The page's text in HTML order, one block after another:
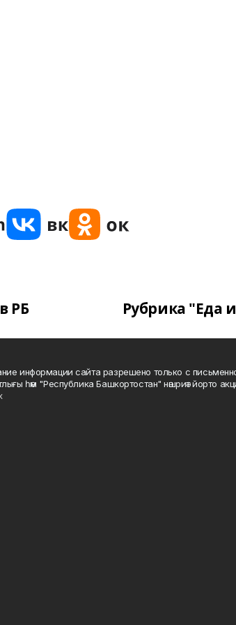
РБ Рубрика "Еда
информации сайта разрешено только с
һәм "Республика Башкортостан" нәшриәт йорто